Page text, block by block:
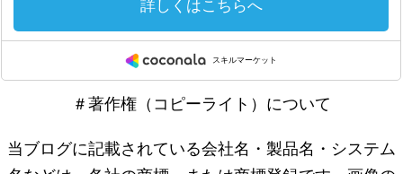
＃著作権（コピーライト）について
当ブログに記載されている会社名・製品名・システム